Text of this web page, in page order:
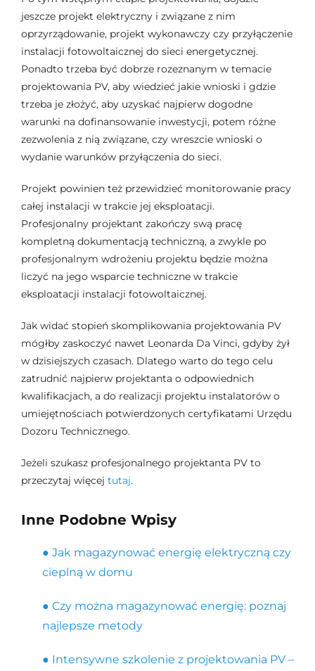
jeszcze projekt elektryczny i związane z nim
oprzyrządowanie, projekt wykonawczy czy przyłączenie
instalacji fotowoltaicznej do sieci energetycznej.
Ponadto trzeba być dobrze rozeznanym w temacie
projektowania PV, aby wiedzieć jakie wnioski i gdzie
trzeba je złożyć, aby uzyskać najpierw dogodne
warunki na dofinansowanie inwestycji, potem różne
zezwolenia z nią związane, czy wreszcie wnioski o
wydanie warunków przyłączenia do sieci.
Projekt powinien też przewidzieć monitorowanie pracy
całej instalacji w trakcie jej eksploatacji.
Profesjonalny projektant zakończy swą pracę
kompletną dokumentacją techniczną, a zwykle po
profesjonalnym wdrożeniu projektu będzie można
liczyć na jego wsparcie techniczne w trakcie
eksploatacji instalacji fotowoltaicznej.
Jak widać stopień skomplikowania projektowania PV
mógłby zaskoczyć nawet Leonarda Da Vinci, gdyby żył
w dzisiejszych czasach. Dlatego warto do tego celu
zatrudnić najpierw projektanta o odpowiednich
kwalifikacjach, a do realizacji projektu instalatorów o
umiejętnościach potwierdzonych certyfikatami Urzędu
Dozoru Technicznego.
Jeżeli szukasz profesjonalnego projektanta PV to
przeczytaj więcej tutaj.
Inne Podobne Wpisy
● Jak magazynować energię elektryczną czy
cieplną w domu
● Czy można magazynować energię: poznaj
najlepsze metody
● Intensywne szkolenie z projektowania PV –